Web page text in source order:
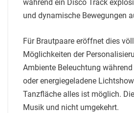
während ein Disco Track
und dynamische Bewegungen
Für Brautpaare eröffnet dies
Möglichkeiten der
Ambiente Beleuchtung
oder energiegeladene
Tanzfläche alles ist möglich.
Musik und nicht umgekehrt.